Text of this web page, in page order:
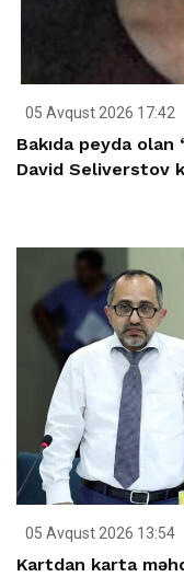
05 Avqust 2026 17:42
Bakıda peyda
David Seliverstov
05 Avqust 2026 13:54
Kartdan karta